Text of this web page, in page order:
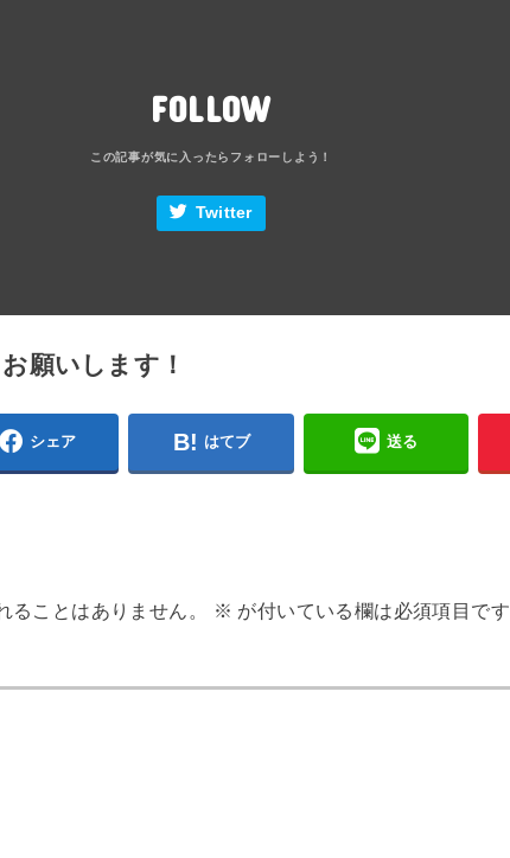
FOLLOW
Twitter
願いします！
シェア はてブ 送る
ることはありません。 ※ が付いている欄は必須項目です